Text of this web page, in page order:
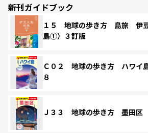
新刊ガイドブック
１５ 地球の歩き方 島旅 伊
島①）３訂版
Ｃ０２ 地球の歩き方 ハワイ
８
Ｊ３３ 地球の歩き方 墨田区